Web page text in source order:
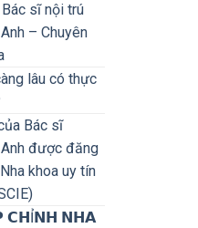
sĩ nội trú
– Chuyên
lâu có thực
Bác sĩ
được đăng
khoa uy tín
𝗖𝗛Ỉ𝗡𝗛 𝗡𝗛𝗔